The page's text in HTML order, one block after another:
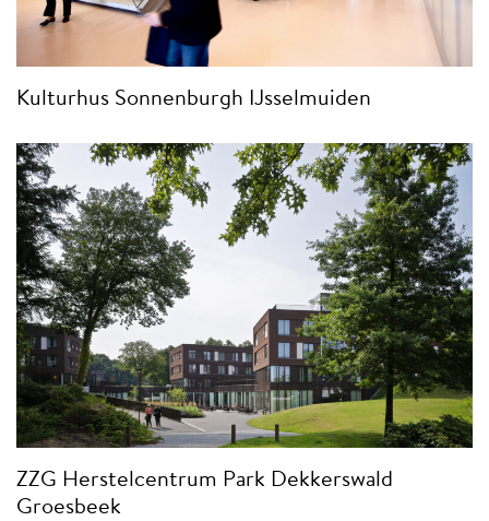
Kulturhus Sonnenburgh IJsselmuiden
ZZG Herstelcentrum Park Dekkerswald
Groesbeek